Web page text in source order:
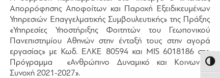
Απορρόφησης Αποφοίτων και Παροχή Εξειδικευμένων
Υπηρεσιών Επαγγελματικής Συμβουλευτικής» της Πράξης
«Υπηρεσίες Υποστήριξης Φοιτητών του Γεωπονικού
Πανεπιστημίου Αθηνών στην ένταξή τους στην αγορά
εργασίας» με Κωδ. ΕΛΚΕ 80594 και MIS 6018186 στο
Πρόγραμμα «Ανθρώπινο Δυναμικό και Κοινωνική
Συνοχή 2021-2027».